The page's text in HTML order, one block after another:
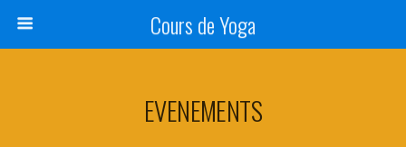
Cours de Yoga
EVENEMENTS